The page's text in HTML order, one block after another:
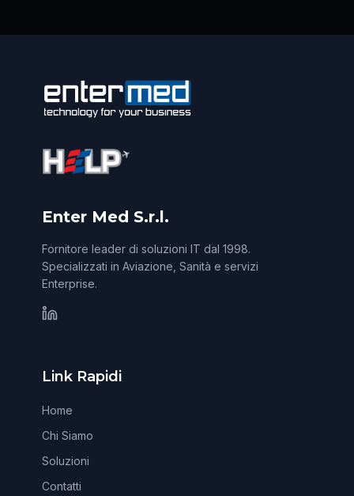
Enter Med S.r.l.
Fornitore leader di soluzioni IT dal 1998.
Specializzati in Aviazione, Sanità e servizi
Enterprise.
Link Rapidi
Home
Chi Siamo
Soluzioni
Contatti